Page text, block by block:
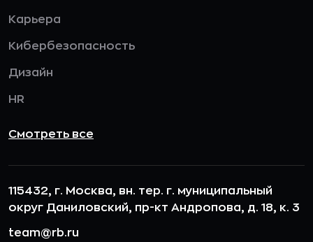
Карьера
Кибербезопасность
Дизайн
HR
Смотреть все
115432, г. Москва, вн. тер. г. муниципальный
округ Даниловский, пр-кт Андропова, д. 18, к. 3
team@rb.ru